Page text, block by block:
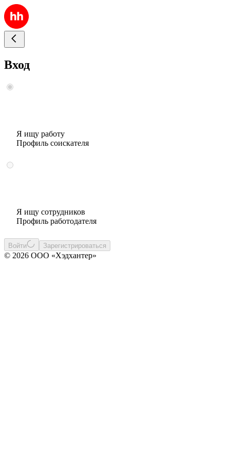
Вход
Я ищу работу
Профиль соискателя
Я ищу сотрудников
Профиль работодателя
Войти Зарегистрироваться
© 2026 ООО «Хэдхантер»